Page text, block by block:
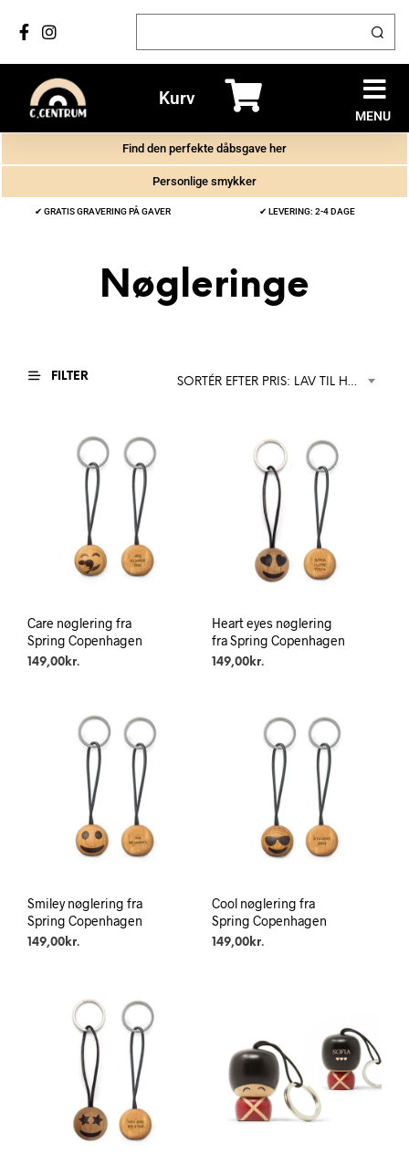
Kurv
MENU
Find den perfekte dåbsgave her
Personlige smykker
✔ GRATIS GRAVERING PÅ GAVER ✔ LEVERING: 2-4 DAGE
Nøgleringe
FILTER
Care nøglering fra
Spring Copenhagen
149,00 kr.
Heart eyes nøglering
fra Spring Copenhagen
149,00kr.
Smiley nøglering fra
Spring Copenhagen
149,00 kr.
Cool nøglering fra
Spring Copenhagen
149,00kr.